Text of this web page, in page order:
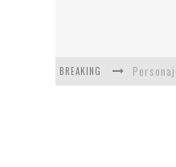
BREAKING